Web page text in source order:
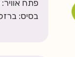
פתח אוויר:
בסיס: